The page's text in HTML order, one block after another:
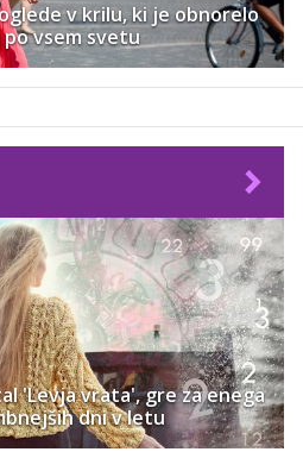
v krilu, ki je obnorelo
po vsem svetu
'Levja vrata', gre za enega
dni v letu